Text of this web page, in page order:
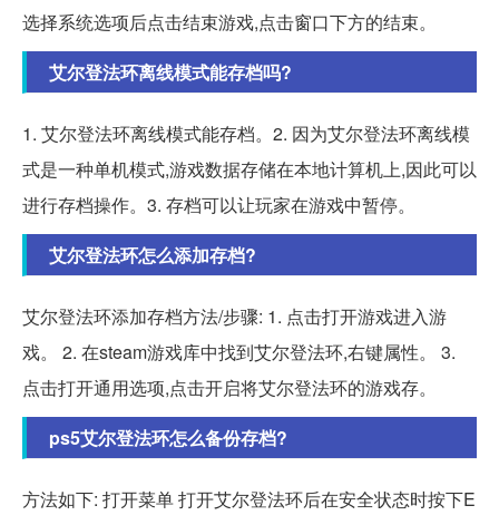
选择系统选项后点击结束游戏,点击窗口下方的结束。
艾尔登法环离线模式能存档吗?
1. 艾尔登法环离线模式能存档。2. 因为艾尔登法环离线模
式是一种单机模式,游戏数据存储在本地计算机上,因此可以
进行存档操作。3. 存档可以让玩家在游戏中暂停。
艾尔登法环怎么添加存档?
艾尔登法环添加存档方法/步骤: 1. 点击打开游戏进入游
戏。 2. 在steam游戏库中找到艾尔登法环,右键属性。 3.
点击打开通用选项,点击开启将艾尔登法环的游戏存。
ps5艾尔登法环怎么备份存档?
方法如下: 打开菜单 打开艾尔登法环后在安全状态时按下E